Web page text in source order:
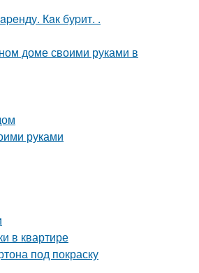
Кaк буpит. .
доме своими руками в
руками
в квартире
под покраску